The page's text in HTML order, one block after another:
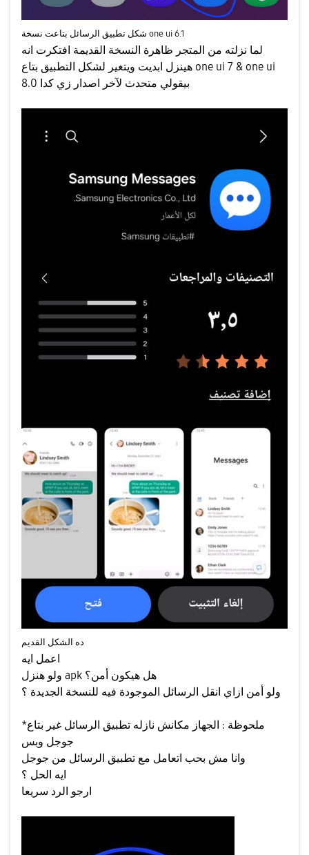
شكل تطبيق الرسائل بتاعت نسخة one ui 6.1
لما نزلته من المتجر ظاهرة النسخة القديمة افتكرت انه
هينزل ابديت ويتغير لشكل التطبيق بتاع one ui 7 & one ui
8.0 بيقولي متحدث لآخر اصدار زي كدا
ده الشكل القديم
اعمل ايه
ولو أمن ازاي انقل الرسائل الموجودة فيه للنسخة الجديدة ؟
*ملحوظة : الجهاز مكانش نازله تطبيق الرسائل غير بتاع
وانا مش بحب اتعامل مع تطبيق الرسائل من جوجل
ايه الحل ؟
ارجو الرد سريعا